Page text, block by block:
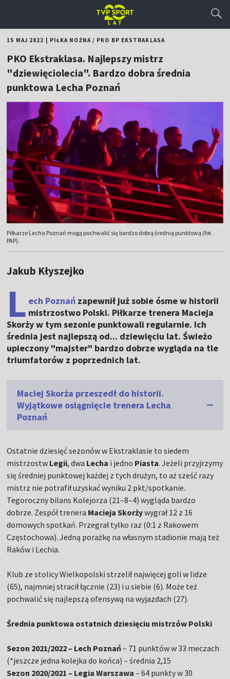
15 MAJ 2022 PIŁKA NOŻNA/ PKO BP EKSTRAKLASA
PKO Ekstraklasa. Najlepszy mistrz
"dziewięciolecia". Bardzo dobra średnia
punktowa Lecha Poznań
Piłkarze Lecha Poznań mogą pochwalić się bardzo dobrą średnią punktową (fot.
PAP).
Jakub Kłyszejko
L ech Poznań zapewnił już sobie ósme w historii
mistrzostwo Polski. Piłkarze trenera Macieja
Skorży w tym sezonie punktowali regularnie. Ich
średnia jest najlepszą od... dziewięciu lat. Świeżo
upieczony "majster" bardzo dobrze wygląda na tle
triumfatorów z poprzednich lat.
Maciej Skorża przeszedł do historii.
Wyjątkowe osiągnięcie trenera Lecha
Poznań
Ostatnie dziesięć sezonów w Ekstraklasie to siedem
mistrzostw Legii, dwa Lecha i jedno Piasta. Jeżeli przyjrzymy
się średniej punktowej każdej z tych drużyn, to aż sześć razy
mistrz nie potrafił uzyskać wyniku 2 pkt/spotkanie.
Tegoroczny bilans Kolejorza (21–8–4) wygląda bardzo
dobrze. Zespół trenera Macieja Skorżywygrał 12 z 16
domowych spotkań. Przegrał tylko raz (0:1 z Rakowem
Częstochowa). Jedną porażkę na własnym stadionie mają też
Raków i Lechia.
Klub ze stolicy Wielkopolski strzelił najwięcej goli w lidze
(65), najmniej stracił łącznie (23) i u siebie (6). Może też
pochwalić się najlepszą ofensywą na wyjazdach (27).
Średnia punktowa ostatnich dziesięciu mistrzów Polski
Sezon 2021/2022 – Lech Poznań– 71 punktów w 33 meczach
(*jeszcze jedna kolejka do końca) – średnia 2,15
Sezon 2020/2021 – Legia Warszawa – 64 punkty w 30